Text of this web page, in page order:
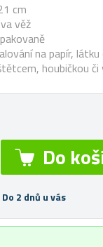
cm
věž
na papír,
houbičkou či
2 dnů u vás